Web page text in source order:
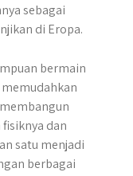
sebagai
di Eropa.
bermain
dan
satu menjadi
berbagai